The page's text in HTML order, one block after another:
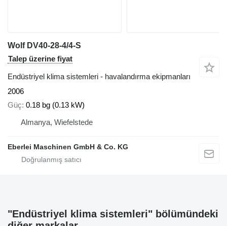
Wolf DV40-28-4/4-S
Talep üzerine fiyat
Endüstriyel klima sistemleri - havalandırma ekipmanları
2006
Güç 0.18 bg (0.13 kW)
Almanya, Wiefelstede
Eberlei Maschinen GmbH & Co. KG
"Endüstriyel klima sistemleri" bölümündeki